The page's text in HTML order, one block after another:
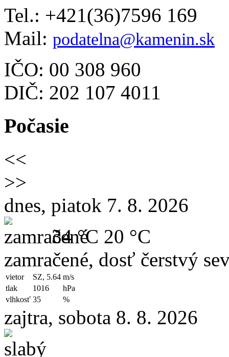
Tel.: +421(36)7596 169
Mail: podatelna@kamenin.sk
IČO: 00 308 960
DIČ: 202 107 4011
Počasie
<<
>>
dnes, piatok 7. 8. 2026
34 °C 20 °C
zamračené, dosť čerstvý
vietor SZ, 5.64 m/s
tlak
1016
hPa
vlhkosť 35 %
zajtra, sobota 8. 8. 2026